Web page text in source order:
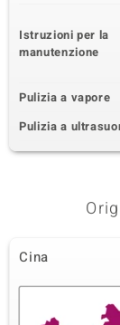
Istruzioni per la
manutenzione
Pulizia a vapore
Pulizia a
Cina